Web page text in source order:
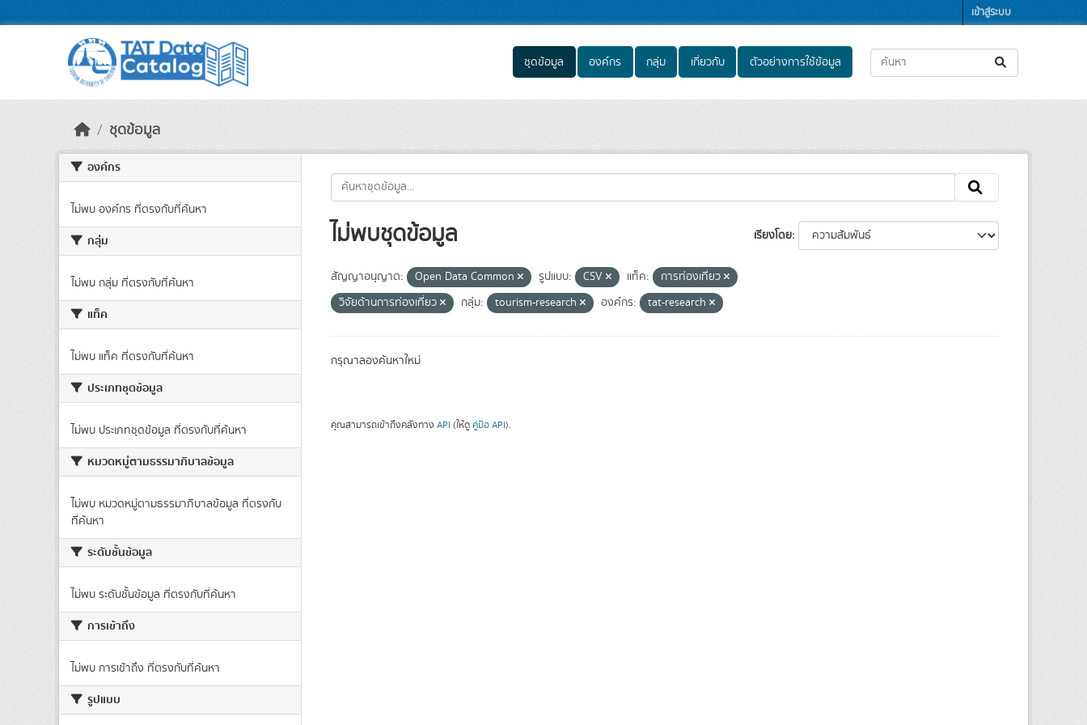
เข้าสู่ระบบ
ชุดข้อมูล องค์กร กลุ่ม เกี่ยวกับ ตัวอย่างการใช้ข้อมูล
ชุดข้อมูล
องค์กร
ไม่พบ องค์กร ที่ตรงกับที่ค้นหา
กลุ่ม
ไม่พบ กลุ่ม ที่ตรงกับที่ค้นหา
แท็ค
ไม่พบ แท็ค ที่ตรงกับที่ค้นหา
ประเภทชุดข้อมูล
ไม่พบ ประเภทชุดข้อมูล ที่ตรงกับที่ค้นหา
หมวดหมู่ตามธรรมาภิบาลข้อมูล
ไม่พบ หมวดหมู่ตามธรรมาภิบาลข้อมูล ที่ตรงกับ
ที่ค้นหา
ระดับชั้นข้อมูล
ไม่พบ ระดับชั้นข้อมูล ที่ตรงกับที่ค้นหา
การเข้าถึง
ไม่พบ การเข้าถึง ที่ตรงกับที่ค้นหา
รูปแบบ
เรียงโดย
ไม่พบชุดข้อมูล
สัญญาอนุญาต: Open Data Common รูปแบบ: CSV แท็ค:
การท่องเที่ยว
วิจัยด้านการท่องเที่ยว
กลุ่ม: tourism-research องค์กร: tat-research
กรุณาลองค้นหาใหม่
คุณสามารถเข้าถึงคลังทาง API (ให้ดู คู่มือ API).